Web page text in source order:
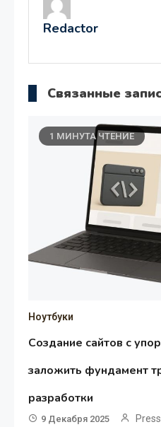
Redactor
Связанные
1 МИНУТА ЧТЕНИЕ
Ноутбуки
Создание сайтов с
заложить фундамент
разработки
9 Декабря 2025